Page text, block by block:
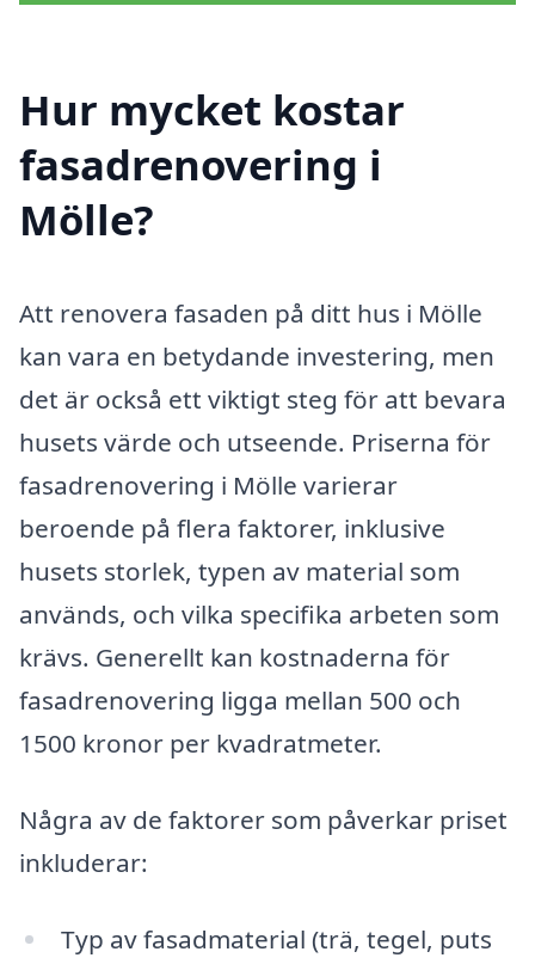
Hur mycket kostar
fasadrenovering i
Mölle?
Att renovera fasaden på ditt hus i Mölle
kan vara en betydande investering, men
det är också ett viktigt steg för att bevara
husets värde och utseende. Priserna för
fasadrenovering i Mölle varierar
beroende på flera faktorer, inklusive
husets storlek, typen av material som
används, och vilka specifika arbeten som
krävs. Generellt kan kostnaderna för
fasadrenovering ligga mellan 500 och
1500 kronor per kvadratmeter.
Några av de faktorer som påverkar priset
inkluderar:
Typ av fasadmaterial (trä, tegel, puts